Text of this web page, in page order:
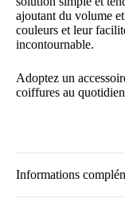
ajoutant du volume
couleurs et leur
incontournable.
Adoptez un
coiffures au
Informations